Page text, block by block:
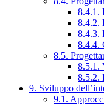
8.4.1.
8.4.2.
8.4.3.
8.4.4.
8.5.
8.5.1.
8.5.2.
9. Sviluppo
9.1.